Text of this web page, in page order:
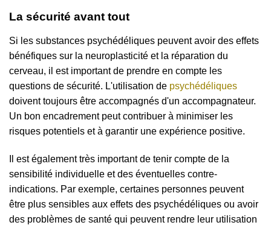
La sécurité avant tout
Si les substances psychédéliques peuvent avoir des effets
bénéfiques sur la neuroplasticité et la réparation du
cerveau, il est important de prendre en compte les
questions de sécurité. L'utilisation de psychédéliques
doivent toujours être accompagnés d'un accompagnateur.
Un bon encadrement peut contribuer à minimiser les
risques potentiels et à garantir une expérience positive.
Il est également très important de tenir compte de la
sensibilité individuelle et des éventuelles contre-
indications. Par exemple, certaines personnes peuvent
être plus sensibles aux effets des psychédéliques ou avoir
des problèmes de santé qui peuvent rendre leur utilisation